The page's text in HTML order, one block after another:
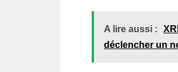
A lire aussi :
déclencher un